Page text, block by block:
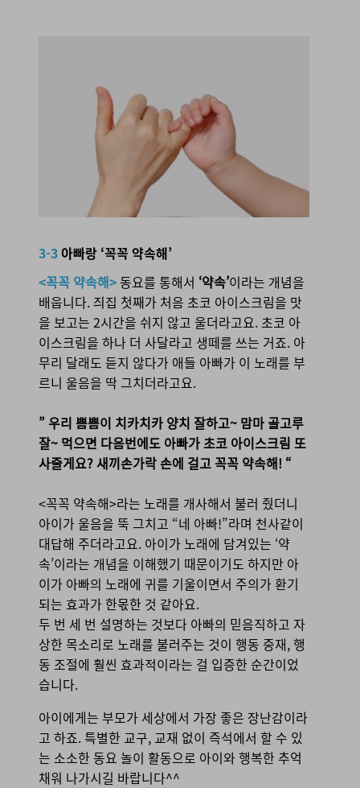
3-3아빠랑 ‘꼭꼭 약속해’
<꼭꼭 약속해>동요를 통해서 ‘약속’이라는 개념을
배웁니다. 즤집 첫째가 처음 초코 아이스크림을 맛
을 보고는 2시간을 쉬지 않고 울더라고요. 초코 아
이스크림을 하나 더 사달라고 생떼를 쓰는 거죠. 아
무리 달래도 듣지 않다가 애들 아빠가 이 노래를 부
르니 울음을 딱 그치더라고요.
” 우리 쁨쁨이 치카치카 양치 잘하고~ 맘마 골고루
잘~ 먹으면 다음번에도 아빠가 초코 아이스크림 또
사줄게요? 새끼손가락 손에 걸고 꼭꼭 약속해! “
<꼭꼭 약속해>라는 노래를 개사해서 불러 줬더니
아이가 울음을 뚝 그치고 “네 아빠!”라며 천사같이
대답해 주더라고요. 아이가 노래에 담겨있는 ‘약
속’이라는 개념을 이해했기 때문이기도 하지만 아
이가 아빠의 노래에 귀를 기울이면서 주의가 환기
되는 효과가 한몫한 것 같아요.
두 번 세 번 설명하는 것보다 아빠의 믿음직하고 자
상한 목소리로 노래를 불러주는 것이 행동 중재, 행
동 조절에 훨씬 효과적이라는 걸 입증한 순간이었
습니다.
아이에게는 부모가 세상에서 가장 좋은 장난감이라
고 하죠. 특별한 교구, 교재 없이 즉석에서 할 수 있
는 소소한 동요 놀이 활동으로 아이와 행복한 추억
채워 나가시길 바랍니다^^